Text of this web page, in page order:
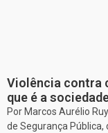
Violência contra
que é a
Por Marcos Aurélio
de Segurança Pública,